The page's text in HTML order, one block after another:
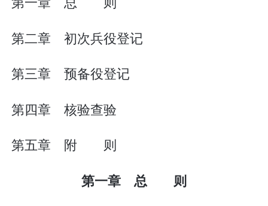
第二章 初次兵役登记
第三章 预备役登记
第四章 核验查验
第五章 附 则
第一章 总 则